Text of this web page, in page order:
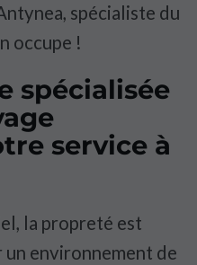
spécialiste du
occupe !
spécialisée
service à
la propreté est
environnement de